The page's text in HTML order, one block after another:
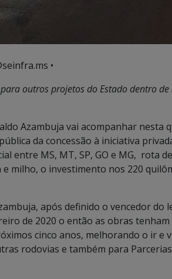
•
outros projetos do Estado dentro
Azambuja vai acompanhar nesta
da concessão à iniciativa
entre MS, MT, SP, GO e MG, rota
milho, o investimento nos 220
após definido o vencedor do
de 2020 o então as obras tenham
cinco anos, melhorando o ir e
rodovias e também para